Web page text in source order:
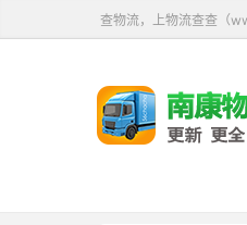
查物流，上物流查查（